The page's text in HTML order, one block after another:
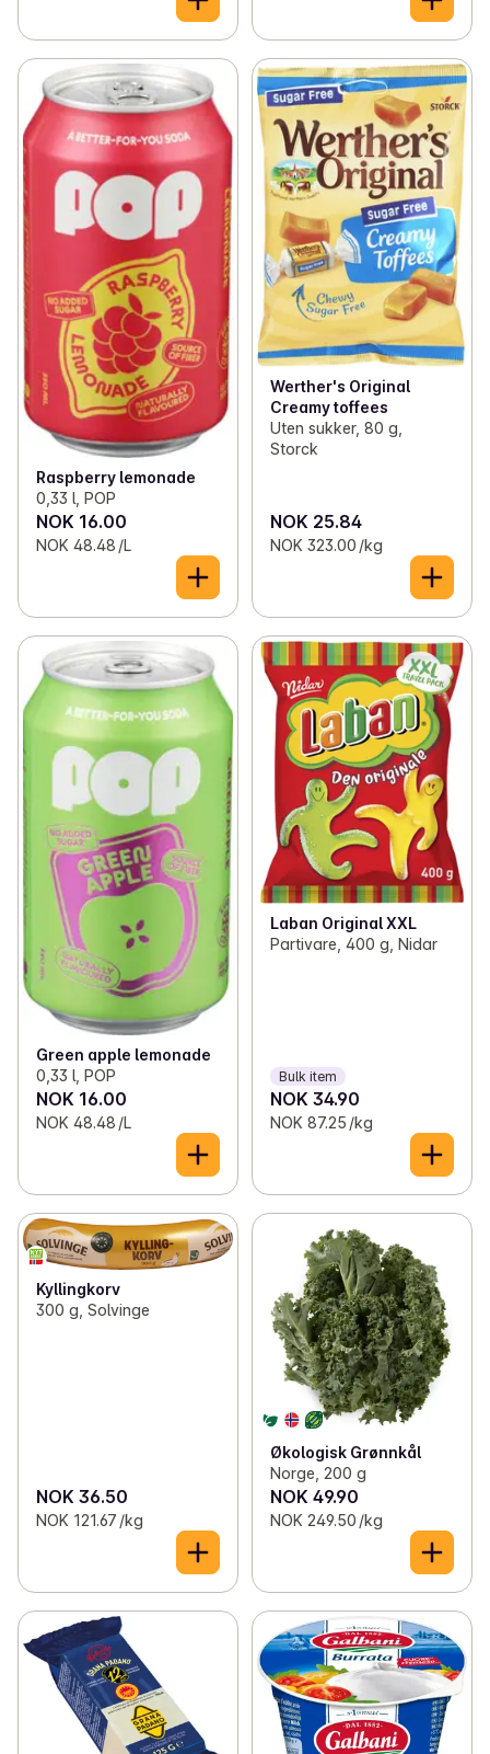
Raspberry lemonade
0,33 l, POP
NOK 16.00
NOK 48.48 /L
Werther's Original
Creamy toffees
Uten sukker, 80 g,
Storck
NOK 25.84
NOK 323.00 /kg
Green apple lemonade
0,33 l, POP
NOK 16.00
NOK 48.48 /L
Laban Original XXL
Partivare, 400 g, Nidar
Bulk item
NOK 34.90
NOK 87.25 /kg
Kyllingkorv
300 g, Solvinge
NOK 36.50
NOK 121.67 /kg
Økologisk Grønnkål
Norge, 200 g
NOK 49.90
NOK 249.50 /kg